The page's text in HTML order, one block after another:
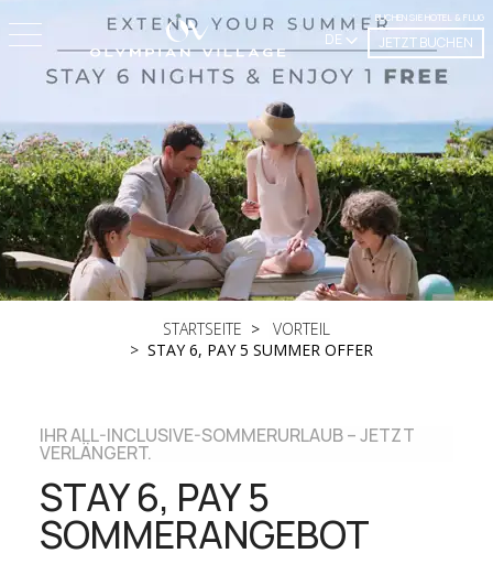
DE
BUCHEN SIE HOTEL & FLUG
JETZT BUCHEN
STARTSEITE
VORTEIL
STAY 6, PAY 5 SUMMER OFFER
IHR ALL-INCLUSIVE-SOMMERURLAUB – JETZT
VERLÄNGERT.
STAY 6, PAY 5
SOMMERANGEBOT